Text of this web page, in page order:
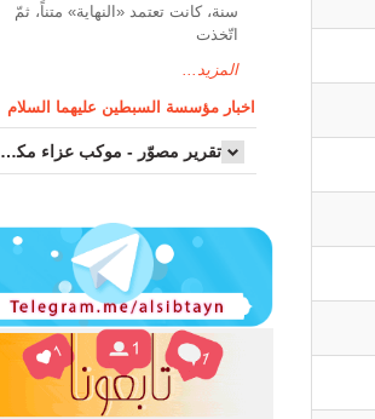
سنة، كانت تعتمد «النهاية» متناً، ثمّ
اتّخذت
المزيد...
اخبار مؤسسة السبطين عليهما السلام
تقرير مصوّر - موكب عزاء مکتب سماحة اية الله السيد مرتضى الموسوي الاصفهاني في يوم إستشهاد السيدة فاطم...